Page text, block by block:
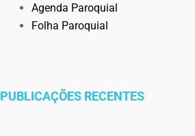
Agenda Paroquial
Folha Paroquial
PUBLICAÇÕES RECENTES